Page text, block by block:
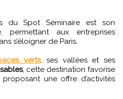
du Spot Séminaire est son
, permettant aux entreprises
s’éloigner de Paris.
verts, ses vallées et ses
, cette destination favorise
une offre d’activités